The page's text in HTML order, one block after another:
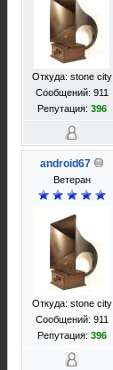
Откуда: stone city
Сообщений: 911
Репутация: 396
android67
Ветеран
Откуда: stone city
Сообщений: 911
Репутация: 396